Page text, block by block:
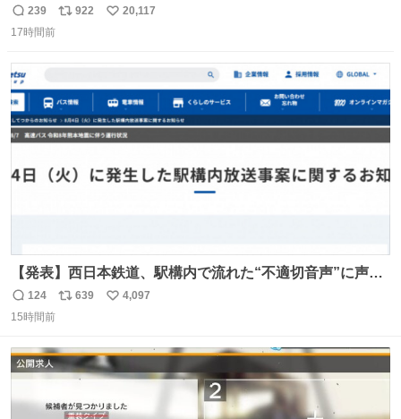
こに自分の市場価値的なものを上乗せするので、 すっぴん
＆寝起きのボサボサ頭でも「今日も可愛いね」が止まらな
156cm40kg、年中日焼け止めとお友達の私より綺麗な手や
めてもろて とか言う
返
信
239
リ
数
922
い
20,117
17時間前
【発表】西日本鉄道、駅構内で流れた“不適切音声”に声明
「被害届も検討」 news.livedoor.com/article/detail… 4日
に西鉄福岡（天神）駅および薬院駅で発生した駅構内放送
送設備に外部から不正に音声が流された可能性も含めて確
認を実施」と説明した。
返
信
124
リ
ト
数
639
い
数
4,097
15時間前